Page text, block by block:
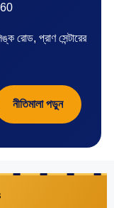
রোড, প্রাণ সেন্টারের
নীতিমালা পড়ুন